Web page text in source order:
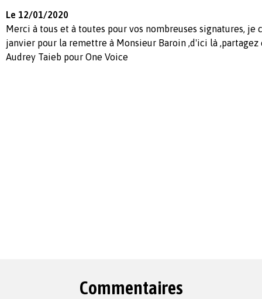
Le 12/01/2020
Merci à tous et à toutes pour vos nombreuses signatures,
janvier pour la remettre à Monsieur Baroin ,d'ici là
Audrey Taieb pour One Voice
Commentaires